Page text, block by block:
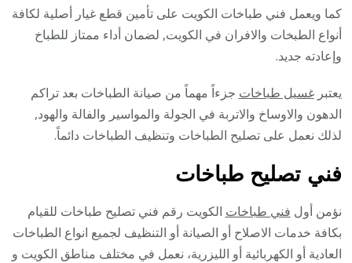
كما ويعمل فني طباخات الكويت على تأمين قطع غيار أصلية لكافة
أنواع الطبخات والافران في الكويت, لضمان أداء ممتاز للطباخ
وإعادته جديد.
يعتبرغسيل طباخات جزءاً مهماً من صيانة الطباخات بعد تراكم
الدهون والاوساخ والاتربة في الجولة والمواسير والفالة والهود,
لذلك نعمل على تصليح الطباخات وتنظيف الطباخات دائماً.
فني تصليح طباخات
نؤمن أول فني طباخات الكويت رقم فني تصليح طباخات للقيام
بكافة خدمات الاصلاح أو الصيانة أو التنظيف لجميع انواع الطباخات
العادية أو الكهربائية أو الليزرية، نعمل في مختلف مناطق الكويت و